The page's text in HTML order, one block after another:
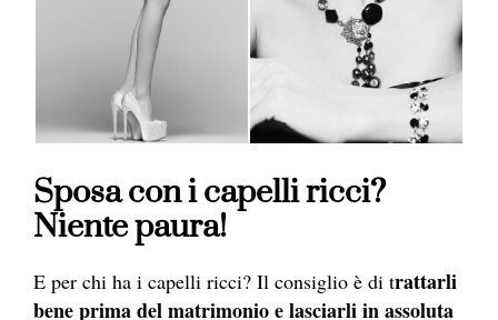
Sposa con i capelli ricci?
Niente paura!
E per chi ha i capelli ricci? Il consiglio è di trattarli
bene prima del matrimonio e lasciarli in assoluta